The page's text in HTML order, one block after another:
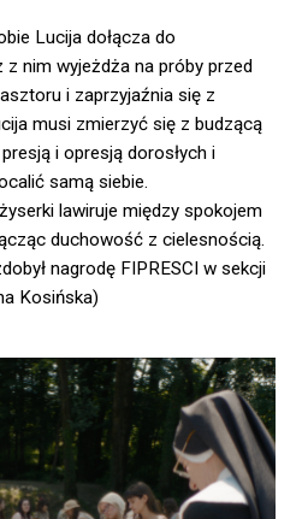
Lucija dołącza do
nim wyjeżdża na próby przed
i zaprzyjaźnia się z
musi zmierzyć się z budzącą
i opresją dorosłych i
samą siebie.
lawiruje między spokojem
duchowość z cielesnością.
nagrodę FIPRESCI w sekcji
Kosińska)